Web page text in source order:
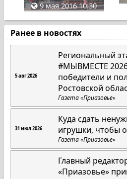
9 мая 2016 10:30
Ранее в новостях
5 авг 2026
Региональный
#МЫВМЕСТЕ
победители и
Ростовской
Газета «Приазовье»
31 июл 2026
Куда сдать
игрушки, чтобы
Газета «Приазовье»
Главный
«Приазовье»